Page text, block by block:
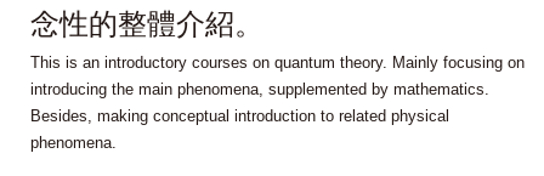
念性的整體介紹。
This is an introductory courses on quantum theory. Mainly focusing on
introducing the main phenomena, supplemented by mathematics.
Besides, making conceptual introduction to related physical
phenomena.